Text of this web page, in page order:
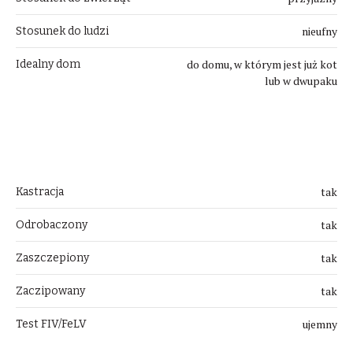
Stosunek do ludzi nieufny
Idealny dom
do domu, w którym jest już kot
lub w dwupaku
Kastracja tak
Odrobaczony tak
Zaszczepiony tak
Zaczipowany tak
Test FIV/FeLV ujemny